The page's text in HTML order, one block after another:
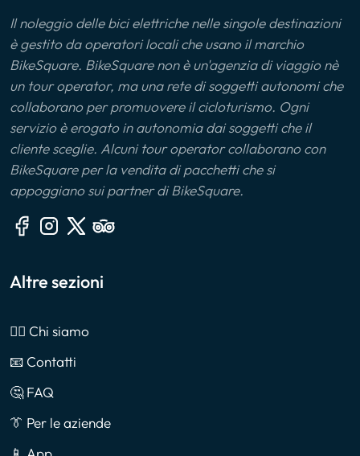
Il noleggio delle bici elettriche nelle singole destinazioni
è gestito da operatori locali che usano il marchio
BikeSquare. BikeSquare non è un'agenzia di viaggio nè
un tour operator, ma una rete di soggetti autonomi che
collaborano per promuovere il cicloturismo. Ogni
servizio è erogato in autonomia dai soggetti che il
cliente sceglie. Alcuni tour operator collaborano con
BikeSquare per la vendita di pacchetti che si
appoggiano sui partner di BikeSquare.
Altre sezioni
🙎‍♂️ Chi siamo
📧 Contatti
🤔 FAQ
👔 Per le aziende